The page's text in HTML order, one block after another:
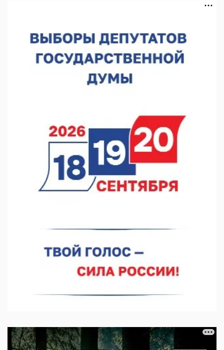
На повороте на Богородск ограничили скорость до 50 км/ч
06.08.2026 14:41
КХЛ + МХЛ. Острая конкуренция в нижегородском «Торпедо»
06.08.2026 14:25
Участник СВО прибыл в Нижний Новгород за гумпомощью
06.08.2026 13:53